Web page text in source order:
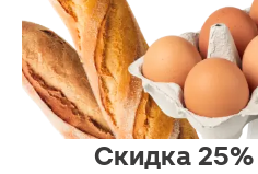
Скидка